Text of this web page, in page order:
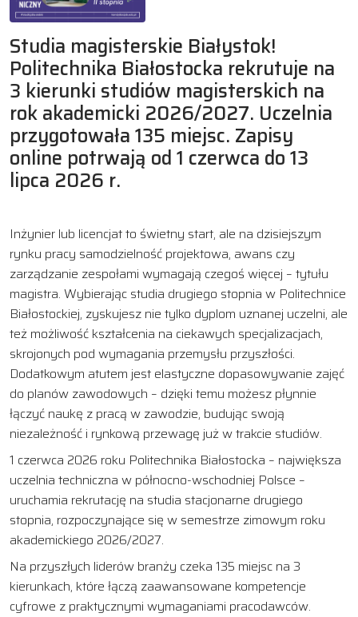
Studia magisterskie Białystok!
Politechnika Białostocka rekrutuje na
3 kierunki studiów magisterskich na
rok akademicki 2026/2027. Uczelnia
przygotowała 135 miejsc. Zapisy
online potrwają od 1 czerwca do 13
lipca 2026 r.
Inżynier lub licencjat to świetny start, ale na dzisiejszym
rynku pracy samodzielność projektowa, awans czy
zarządzanie zespołami wymagają czegoś więcej – tytułu
magistra. Wybierając studia drugiego stopnia w Politechnice
Białostockiej, zyskujesz nie tylko dyplom uznanej uczelni, ale
też możliwość kształcenia na ciekawych specjalizacjach,
skrojonych pod wymagania przemysłu przyszłości.
Dodatkowym atutem jest elastyczne dopasowywanie zajęć
do planów zawodowych – dzięki temu możesz płynnie
łączyć naukę z pracą w zawodzie, budując swoją
niezależność i rynkową przewagę już w trakcie studiów.
1 czerwca 2026 roku Politechnika Białostocka – największa
uczelnia techniczna w północno-wschodniej Polsce –
uruchamia rekrutację na studia stacjonarne drugiego
stopnia, rozpoczynające się w semestrze zimowym roku
akademickiego 2026/2027.
Na przyszłych liderów branży czeka 135 miejsc na 3
kierunkach, które łączą zaawansowane kompetencje
cyfrowe z praktycznymi wymaganiami pracodawców.